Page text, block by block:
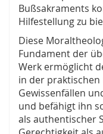
Bußsakraments
Hilfestellung zu
Diese
Fundament der
Werk ermöglicht
in der praktischen
Gewissenfällen
und befähigt ihn
als authentischer